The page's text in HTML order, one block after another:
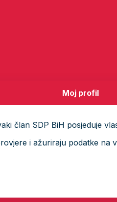
Moj profil
član SDP BiH posjeduje
i ažuriraju podatke